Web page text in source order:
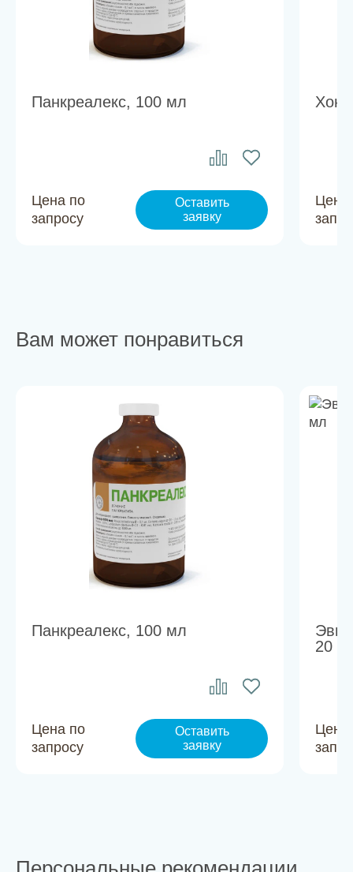
Панкреалекс, 100 мл
Цена по
запросу
Оставить
заявку
Цена
Вам может понравиться
Панкреалекс, 100 мл
Цена по
запросу
Оставить
заявку
20
Цена